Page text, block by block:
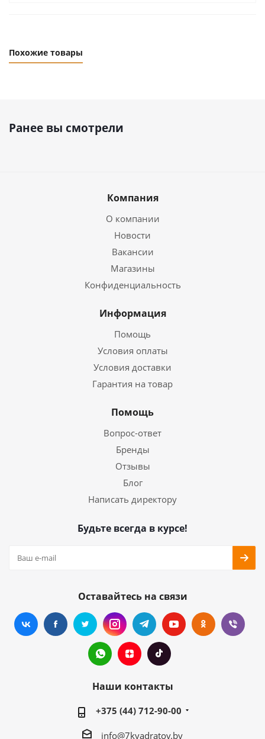
Похожие товары
Ранее вы смотрели
Компания
О компании
Новости
Вакансии
Магазины
Конфиденциальность
Информация
Помощь
Условия оплаты
Условия доставки
Гарантия на товар
Помощь
Вопрос-ответ
Бренды
Отзывы
Блог
Написать директору
Будьте всегда в курсе!
Оставайтесь на связи
Наши контакты
+375 (44) 712-90-00
info@7kvadratov.by